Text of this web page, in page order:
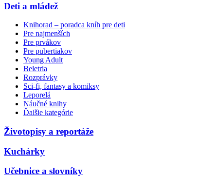
Deti a mládež
Knihorad – poradca kníh pre deti
Pre najmenších
Pre prvákov
Pre pubertiakov
Young Adult
Beletria
Rozprávky
Sci-fi, fantasy a komiksy
Leporelá
Náučné knihy
Ďalšie kategórie
Životopisy a reportáže
Kuchárky
Učebnice a slovníky